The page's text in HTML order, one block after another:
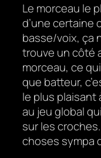
Le morceau le
d’une certaine
basse/voix, ça
trouve un côté
morceau, ce
que batteur,
le plus plaisant
au jeu global
sur les
choses sympa